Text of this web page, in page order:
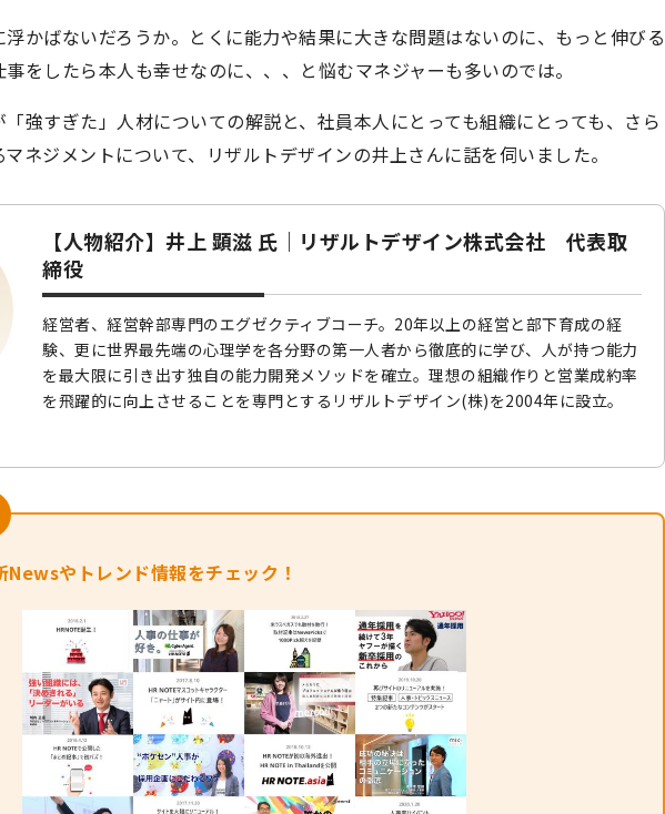
かばないだろうか。とくに能力や結果に大きな問題はないのに、もっと伸びる
をしたら本人も幸せなのに、、、と悩むマネジャーも多いのでは。
強すぎた」人材についての解説と、社員本人にとっても組織にとっても、さら
ネジメントについて、リザルトデザインの井上さんに話を伺いました。
【人物紹介】井上 顕滋 氏｜リザルトデザイン株式会社 代表取
締役
経営者、経営幹部専門のエグゼクティブコーチ。20年以上の経営と部下育成の経
験、更に世界最先端の心理学を各分野の第一人者から徹底的に学び、人が持つ能力
を最大限に引き出す独自の能力開発メソッドを確立。理想の組織作りと営業成約率
を飛躍的に向上させることを専門とするリザルトデザイン(株)を2004年に設立。
Newsやトレンド情報をチェック！